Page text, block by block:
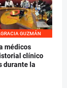
médicos
clínico
durante la